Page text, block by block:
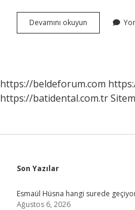
Devamını okuyun
Kayseri
https://beldeforum.com
https://batidental.com.tr
Sidebar
Son Yazılar
Esmaül Hüsna hangi surede
Ağustos 6, 2026